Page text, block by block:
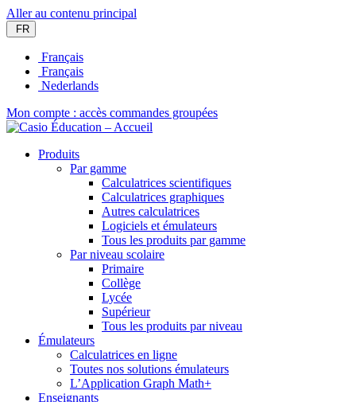
Aller au contenu principal
FR
Français
Français
Nederlands
Mon compte : accès commandes groupées
Produits
Par gamme
Calculatrices scientifiques
Calculatrices graphiques
Autres calculatrices
Logiciels et émulateurs
Tous les produits par gamme
Par niveau scolaire
Primaire
Collège
Lycée
Supérieur
Tous les produits par niveau
Émulateurs
Calculatrices en ligne
Toutes nos solutions émulateurs
L’Application Graph Math+
Enseignants